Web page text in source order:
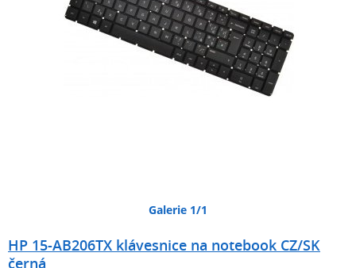
Galerie 1/1
HP 15-AB206TX klávesnice na notebook CZ/SK
černá